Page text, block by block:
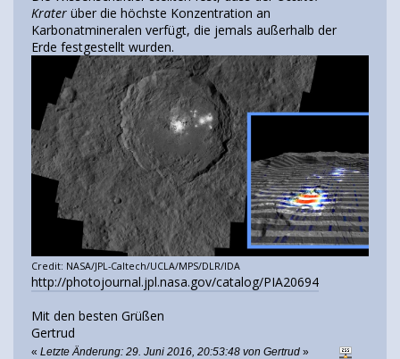
Krater über die höchste Konzentration an
Karbonatmineralen verfügt, die jemals außerhalb der
Erde festgestellt wurden.
Credit: NASA/JPL-Caltech/UCLA/MPS/DLR/IDA
http://photojournal.jpl.nasa.gov/catalog/PIA20694
Mit den besten Grüßen
Gertrud
« Letzte Änderung: 29. Juni 2016, 20:53:48 von Gertrud »